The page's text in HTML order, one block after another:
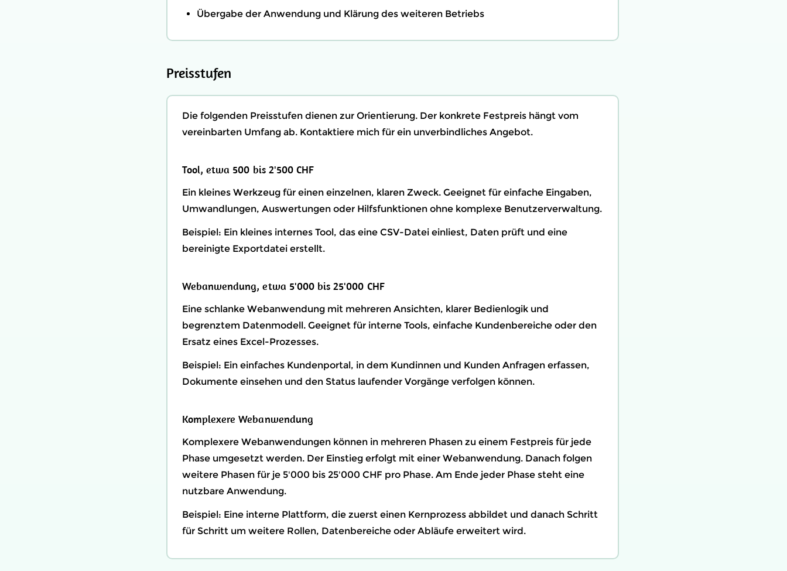
Übergabe der Anwendung und Klärung des weiteren Betriebs
Preisstufen
Die folgenden Preisstufen dienen zur Orientierung. Der konkrete Festpreis hängt vom
vereinbarten Umfang ab. Kontaktiere mich für ein unverbindliches Angebot.
Tool, etwa 500 bis 2'500 CHF
Ein kleines Werkzeug für einen einzelnen, klaren Zweck. Geeignet für einfache Eingaben,
Umwandlungen, Auswertungen oder Hilfsfunktionen ohne komplexe Benutzerverwaltung.
Beispiel: Ein kleines internes Tool, das eine CSV-Datei einliest, Daten prüft und eine
bereinigte Exportdatei erstellt.
Webanwendung, etwa 5'000 bis 25'000 CHF
Eine schlanke Webanwendung mit mehreren Ansichten, klarer Bedienlogik und
begrenztem Datenmodell. Geeignet für interne Tools, einfache Kundenbereiche oder den
Ersatz eines Excel-Prozesses.
Beispiel: Ein einfaches Kundenportal, in dem Kundinnen und Kunden Anfragen erfassen,
Dokumente einsehen und den Status laufender Vorgänge verfolgen können.
Komplexere Webanwendung
Komplexere Webanwendungen können in mehreren Phasen zu einem Festpreis für jede
Phase umgesetzt werden. Der Einstieg erfolgt mit einer Webanwendung. Danach folgen
weitere Phasen für je 5'000 bis 25'000 CHF pro Phase. Am Ende jeder Phase steht eine
nutzbare Anwendung.
Beispiel: Eine interne Plattform, die zuerst einen Kernprozess abbildet und danach Schritt
für Schritt um weitere Rollen, Datenbereiche oder Abläufe erweitert wird.